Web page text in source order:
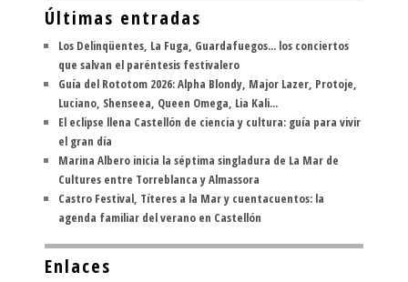
Últimas entradas
Los Delinqüentes, La Fuga, Guardafuegos... los conciertos
que salvan el paréntesis festivalero
Guía del Rototom 2026: Alpha Blondy, Major Lazer, Protoje,
Luciano, Shenseea, Queen Omega, Lia Kali...
El eclipse llena Castellón de ciencia y cultura: guía para vivir
el gran día
Marina Albero inicia la séptima singladura de La Mar de
Cultures entre Torreblanca y Almassora
Castro Festival, Títeres a la Mar y cuentacuentos: la
agenda familiar del verano en Castellón
Enlaces